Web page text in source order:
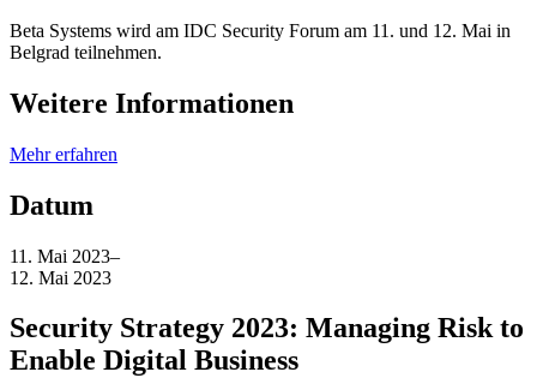
Beta Systems wird am IDC Security Forum am 11. und 12. Mai in
Belgrad teilnehmen.
Weitere Informationen
Mehr erfahren
Datum
11. Mai 2023–
12. Mai 2023
Security Strategy 2023: Managing Risk to
Enable Digital Business